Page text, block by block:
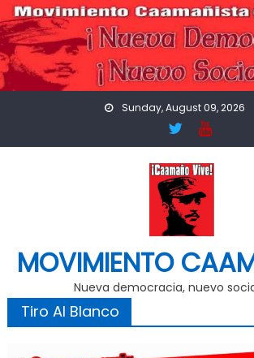
Skip
to
content
Sunday, August 09, 2026
MOVIMIENTO
Nueva democracia, nuevo
Tiro Al Blanco